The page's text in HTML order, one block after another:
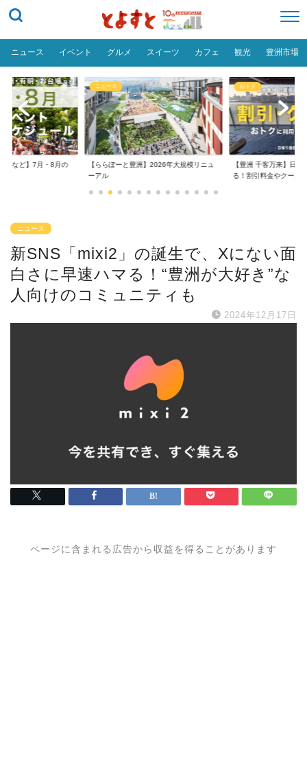
ニュース イベント グルメ スイーツ カフェ 観光 豊洲市場
場など】7月・8月の
ニュース
【ららぽーと豊洲】2026年大規模リニュ
ーアル
おトク
【豊洲 千客万来】日帰
る！割引料金やクーポ...
ニュース
新SNS「mixi2」の誕生で、Xにない面
白さに早速ハマる！“豊洲が大好き”な
人向けのコミュニティも
2024年12月17日
ページに含まれる広告から収益を得ることがあります